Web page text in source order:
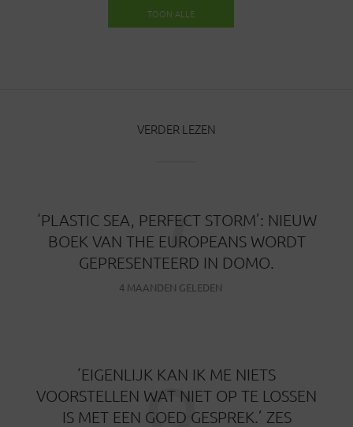
TOON ALLE
VERDER LEZEN
‘PLASTIC SEA, PERFECT STORM’: NIEUW
BOEK VAN THE EUROPEANS WORDT
GEPRESENTEERD IN DOMO.
4 MAANDEN GELEDEN
‘
‘EIGENLIJK KAN IK ME NIETS
VOORSTELLEN WAT NIET OP TE LOSSEN
IS MET EEN GOED GESPREK.’ ZES